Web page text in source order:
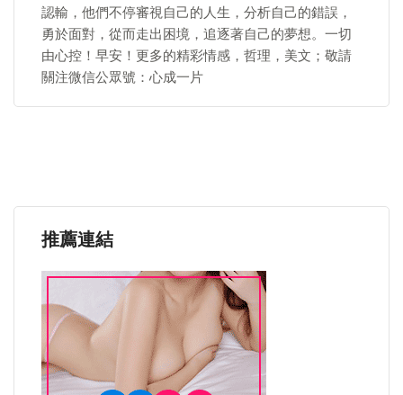
認輸，他們不停審視自己的人生，分析自己的錯誤，
勇於面對，從而走出困境，追逐著自己的夢想。一切
由心控！早安！更多的精彩情感，哲理，美文；敬請
關注微信公眾號：心成一片
推薦連結